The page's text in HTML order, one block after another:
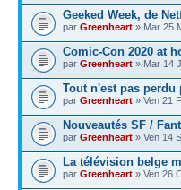
Geeked Week, de
par Greenheart » Mar 25
Comic-Con 2020 at
par Greenheart » Mar 14
Tout n'est pas perdu
par Greenheart » Ven 21
Nouveautés SF /
par Greenheart » Ven 14
La télévision belge
par Greenheart » Ven 26